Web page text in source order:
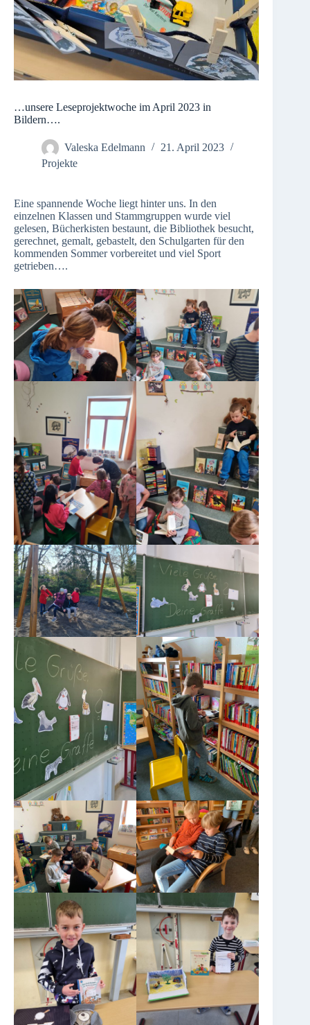
…unsere Leseprojektwoche im April 2023 in
Bildern….
Valeska Edelmann
21. April 2023
Projekte
Eine spannende Woche liegt hinter uns. In den
einzelnen Klassen und Stammgruppen wurde viel
gelesen, Bücherkisten bestaunt, die Bibliothek besucht,
gerechnet, gemalt, gebastelt, den Schulgarten für den
kommenden Sommer vorbereitet und viel Sport
getrieben….